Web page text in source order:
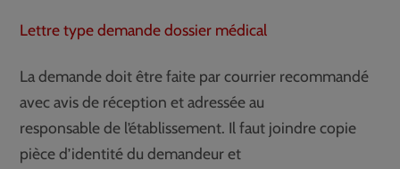
Lettre type demande dossier médical
La demande doit être faite par courrier recommandé
avec avis de réception et adressée au
responsable de l’établissement. Il faut joindre copie
pièce d’identité du demandeur et